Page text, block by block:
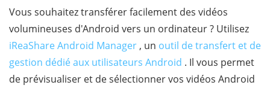
Vous souhaitez transférer facilement des vidéos
volumineuses d'Android vers un ordinateur ? Utilisez
iReaShare Android Manager , un outil de transfert et de
gestion dédié aux utilisateurs Android . Il vous permet
de prévisualiser et de sélectionner vos vidéos Android